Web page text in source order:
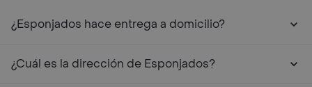
¿Esponjados hace entrega a domicilio?
¿Cuál es la dirección de Esponjados?